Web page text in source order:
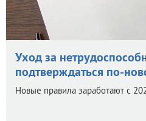
Уход за
подтверждаться по-
Новые правила заработают с